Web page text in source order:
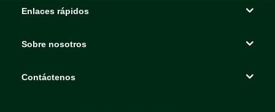
Enlaces rápidos
Sobre nosotros
Contáctenos